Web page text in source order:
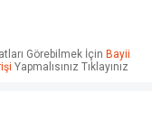
Görebilmek İçin Bayii
Yapmalısınız Tıklayınız